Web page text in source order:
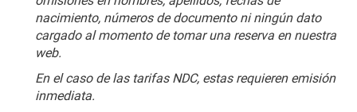
nacimiento, números de documento ni ningún dato
cargado al momento de tomar una reserva en nuestra
web.
En el caso de las tarifas NDC, estas requieren emisión
inmediata.